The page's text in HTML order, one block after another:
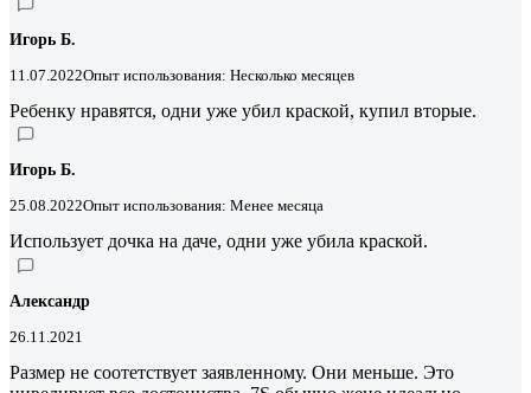
Игорь Б.
11.07.2022Опыт использования: Несколько месяцев
Ребенку нравятся, одни уже убил краской, купил вторые.
Игорь Б.
25.08.2022Опыт использования: Менее месяца
Использует дочка на даче, одни уже убила краской.
Александр
26.11.2021
Размер не соотетствует заявленному. Они меньше. Это